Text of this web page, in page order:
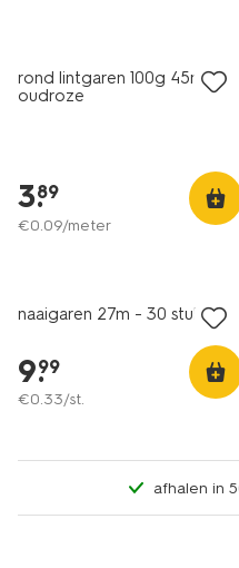
rond lintgaren 100g 45m
oudroze
3.
89
€0.09/meter
naaigaren 27m - 30 stuks
9.
99
€0.33/st.
afhalen in